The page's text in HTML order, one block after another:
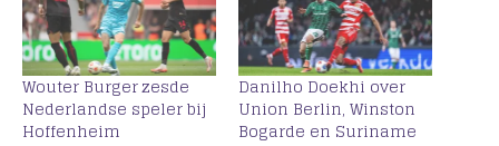
Wouter Burger zesde
Nederlandse speler bij
Hoffenheim
Danilho Doekhi over
Union Berlin, Winston
Bogarde en Suriname